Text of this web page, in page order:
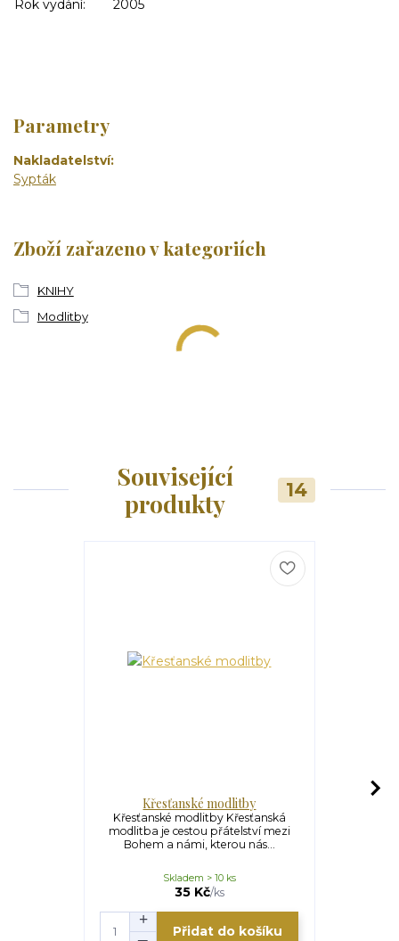
Rok vydání: 2005
Parametry
Nakladatelství
Sypták
Zboží zařazeno v kategoriích
KNIHY
Modlitby
Související
produkty
14
Křesťanské modlitby
Křesťanské modlitby Křesťanská
modlitba je cestou přátelství mezi
Bohem a námi, kterou nás...
35 Kč/ks
Skladem > 10 ks
Přidat do košíku